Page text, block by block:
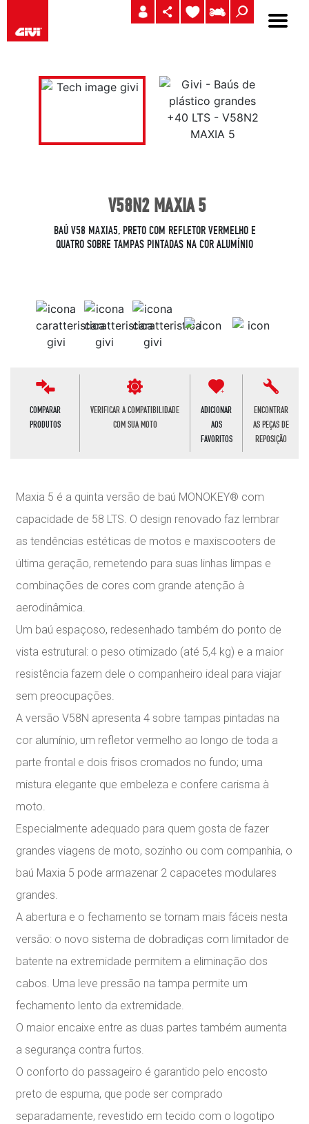
V58N2 MAXIA 5
BAÚ V58 MAXIA5, PRETO COM REFLETOR VERMELHO E
QUATRO SOBRE TAMPAS PINTADAS NA COR ALUMÍNIO
COMPARAR
PRODUTOS
VERIFICAR A COMPATIBILIDADE
COM SUA MOTO
ADICIONAR
AOS
FAVORITOS
ENCONTRAR
AS PEÇAS DE
REPOSIÇÃO
Maxia 5 é a quinta versão de baú MONOKEY® com
capacidade de 58 LTS. O design renovado faz lembrar
as tendências estéticas de motos e maxiscooters de
última geração, remetendo para suas linhas limpas e
combinações de cores com grande atenção à
aerodinâmica.
Um baú espaçoso, redesenhado também do ponto de
vista estrutural: o peso otimizado (até 5,4 kg) e a maior
resistência fazem dele o companheiro ideal para viajar
sem preocupações.
A versão V58N apresenta 4 sobre tampas pintadas na
cor alumínio, um refletor vermelho ao longo de toda a
parte frontal e dois frisos cromados no fundo; uma
mistura elegante que embeleza e confere carisma à
moto.
Especialmente adequado para quem gosta de fazer
grandes viagens de moto, sozinho ou com companhia, o
baú Maxia 5 pode armazenar 2 capacetes modulares
grandes.
A abertura e o fechamento se tornam mais fáceis nesta
versão: o novo sistema de dobradiças com limitador de
batente na extremidade permitem a eliminação dos
cabos. Uma leve pressão na tampa permite um
fechamento lento da extremidade.
O maior encaixe entre as duas partes também aumenta
a segurança contra furtos.
O conforto do passageiro é garantido pelo encosto
preto de espuma, que pode ser comprado
separadamente, revestido em tecido com o logotipo